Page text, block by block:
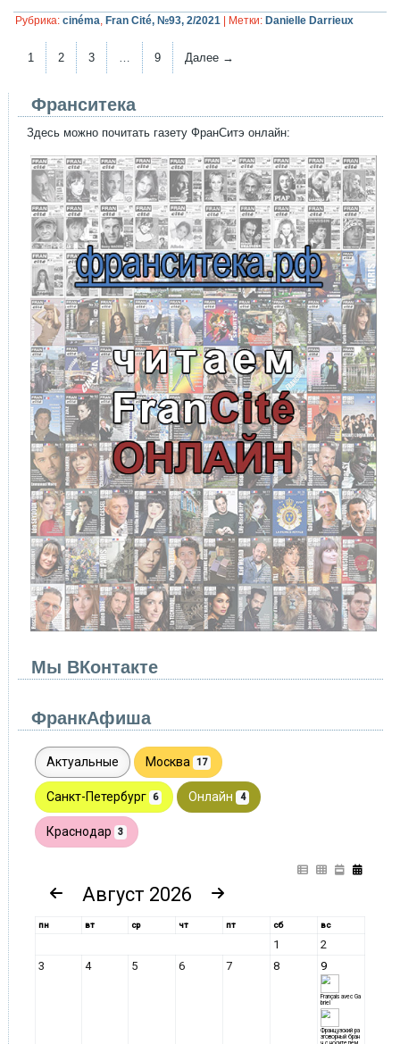
Рубрика: cinéma ,Fran Cité, №93, 2/2021 | Метки: Danielle Darrieux
1 2 3 9 Далее →
Франситека
Здесь можно почитать газету ФранСитэ онлайн:
Мы ВКонтакте
ФранкАфиша